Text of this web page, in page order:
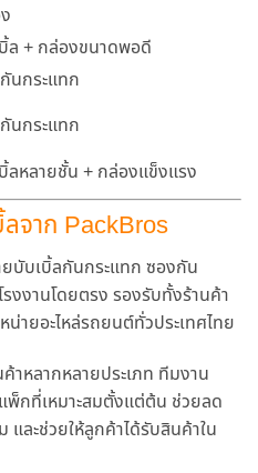
ล + กล่องขนาดพอดี
นกระแทก
นกระแทก
ลหลายชั้น + กล่องแข็งแรง
ลจาก PackBros
บับเบิ้ลกันกระแทก ซองกัน
งงานโดยตรง รองรับทั้งร้านค้า
ายอะไหล่รถยนต์ทั่วประเทศไทย
าหลากหลายประเภท ทีมงาน
พ็กที่เหมาะสมตั้งแต่ต้น ช่วยลด
และช่วยให้ลูกค้าได้รับสินค้าใน